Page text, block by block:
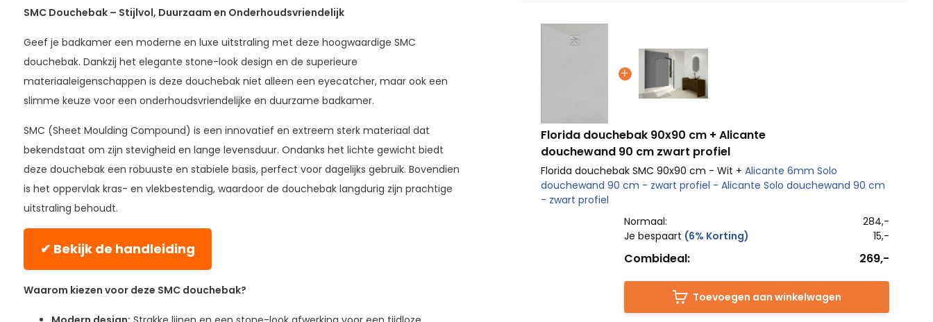
SMC Douchebak – Stijlvol, Duurzaam en Onderhoudsvriendelijk
Geef je badkamer een moderne en luxe uitstraling met deze hoogwaardige SMC
douchebak. Dankzij het elegante stone-look design en de superieure
materiaaleigenschappen is deze douchebak niet alleen een eyecatcher, maar ook een
slimme keuze voor een onderhoudsvriendelijke en duurzame badkamer.
SMC (Sheet Moulding Compound) is een innovatief en extreem sterk materiaal dat
bekendstaat om zijn stevigheid en lange levensduur. Ondanks het lichte gewicht biedt
deze douchebak een robuuste en stabiele basis, perfect voor dagelijks gebruik. Bovendien
is het oppervlak kras- en vlekbestendig, waardoor de douchebak langdurig zijn prachtige
uitstraling behoudt.
✔ Bekijk de handleiding
Waarom kiezen voor deze SMC douchebak?
6mm Solo
douchewand 90 cm
284,-
15,-
269,-
Florida douchebak 90x90 cm + Alicante
Florida douchebak SMC 90x90 cm - Wit +Alicante 6mm Solo
douchewand 90 cm - chroom profiel - Alicante Solo douchewand 90
cm - chroom profiel
Normaal:
Florida douchebak 90x90 cm + Alicante
douchewand 90 cm zwart profiel
Florida douchebak SMC 90x90 cm - Wit +Alicante 6mm Solo
douchewand 90 cm - zwart profiel - Alicante Solo douchewand 90 cm
- zwart profiel
Normaal:
284,-
Je bespaart (6% Korting) 15,-
Combideal: 269,-
Toevoegen aan winkelwagen